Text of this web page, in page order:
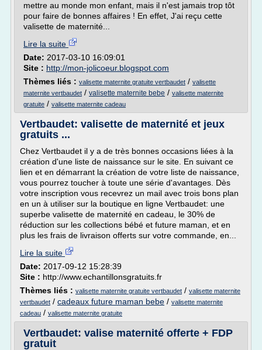
mettre au monde mon enfant, mais il n'est jamais trop tôt
pour faire de bonnes affaires ! En effet, J'ai reçu cette
valisette de maternité...
Lire la suite
Date: 2017-03-10 16:09:01
Site : http://mon-jolicoeur.blogspot.com
Thèmes liés : valisette maternite gratuite vertbaudet / valisette
maternite vertbaudet / valisette maternite bebe / valisette maternite
gratuite / valisette maternite cadeau
Vertbaudet: valisette de maternité et jeux
gratuits ...
Chez Vertbaudet il y a de très bonnes occasions liées à la
création d'une liste de naissance sur le site. En suivant ce
lien et en démarrant la création de votre liste de naissance,
vous pourrez toucher à toute une série d'avantages. Dès
votre inscription vous recevrez un mail avec trois bons plan
en un à utiliser sur la boutique en ligne Vertbaudet: une
superbe valisette de maternité en cadeau, le 30% de
réduction sur les collections bébé et future maman, et en
plus les frais de livraison offerts sur votre commande, en...
Lire la suite
Date: 2017-09-12 15:28:39
Site : http://www.echantillonsgratuits.fr
Thèmes liés : valisette maternite gratuite vertbaudet / valisette maternite
vertbaudet / cadeaux future maman bebe / valisette maternite
cadeau / valisette maternite gratuite
Vertbaudet: valise maternité offerte + FDP
gratuit